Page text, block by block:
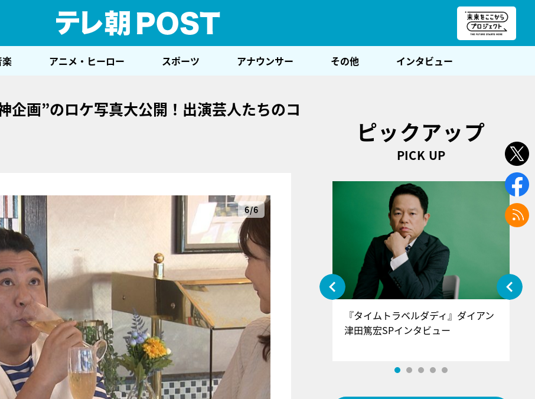
アニメ・ヒーロー スポーツ アナウンサー その他 インタビュー
企画”のロケ写真大公開！出演芸人たちのコ
6/6
ピックアップ
PICK UP
『アイ＝ラブ！げーみんぐ』＝LOV
E齋藤樹愛羅＆佐々木舞香SPインタ
ビュー
『タイムトラベルダディ』ダイアン
津田篤宏SPインタビュー